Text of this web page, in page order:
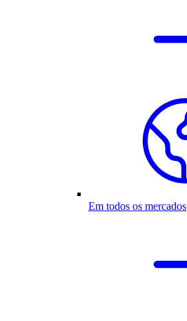
Em todos os mercados